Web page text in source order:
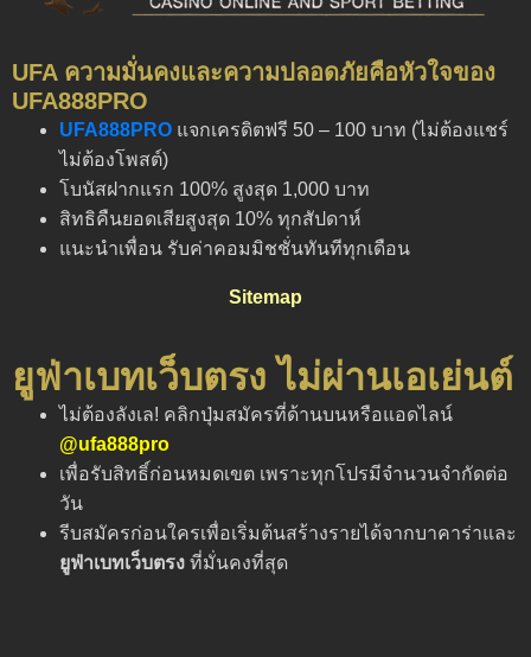
UFA ความมั่นคงและความปลอดภัยคือหัวใจของ
UFA888PRO
UFA888PRO แจกเครดิตฟรี 50 – 100 บาท (ไม่ต้องแชร์
ไม่ต้องโพสต์)
โบนัสฝากแรก 100% สูงสุด 1,000 บาท
สิทธิคืนยอดเสียสูงสุด 10% ทุกสัปดาห์
แนะนำเพื่อน รับค่าคอมมิชชั่นทันทีทุกเดือน
Sitemap
ยูฟ่าเบทเว็บตรง ไม่ผ่านเอเย่นต์
ไม่ต้องลังเล! คลิกปุ่มสมัครที่ด้านบนหรือแอดไลน์
@ufa888pro
เพื่อรับสิทธิ์ก่อนหมดเขต เพราะทุกโปรมีจำนวนจำกัดต่อ
วัน
รีบสมัครก่อนใครเพื่อเริ่มต้นสร้างรายได้จากบาคาร่าและ
ยูฟ่าเบทเว็บตรง ที่มั่นคงที่สุด